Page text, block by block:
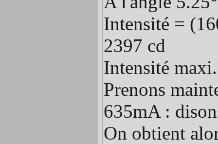
Intensité =
2397 cd
Intensité
Prenons
635mA :
On obtient